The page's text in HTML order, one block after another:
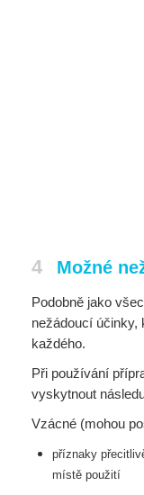
4 Možné
Podobně jako
nežádoucí účinky,
každého.
Při používání
vyskytnout
Vzácné (mohou
příznaky
místě použití